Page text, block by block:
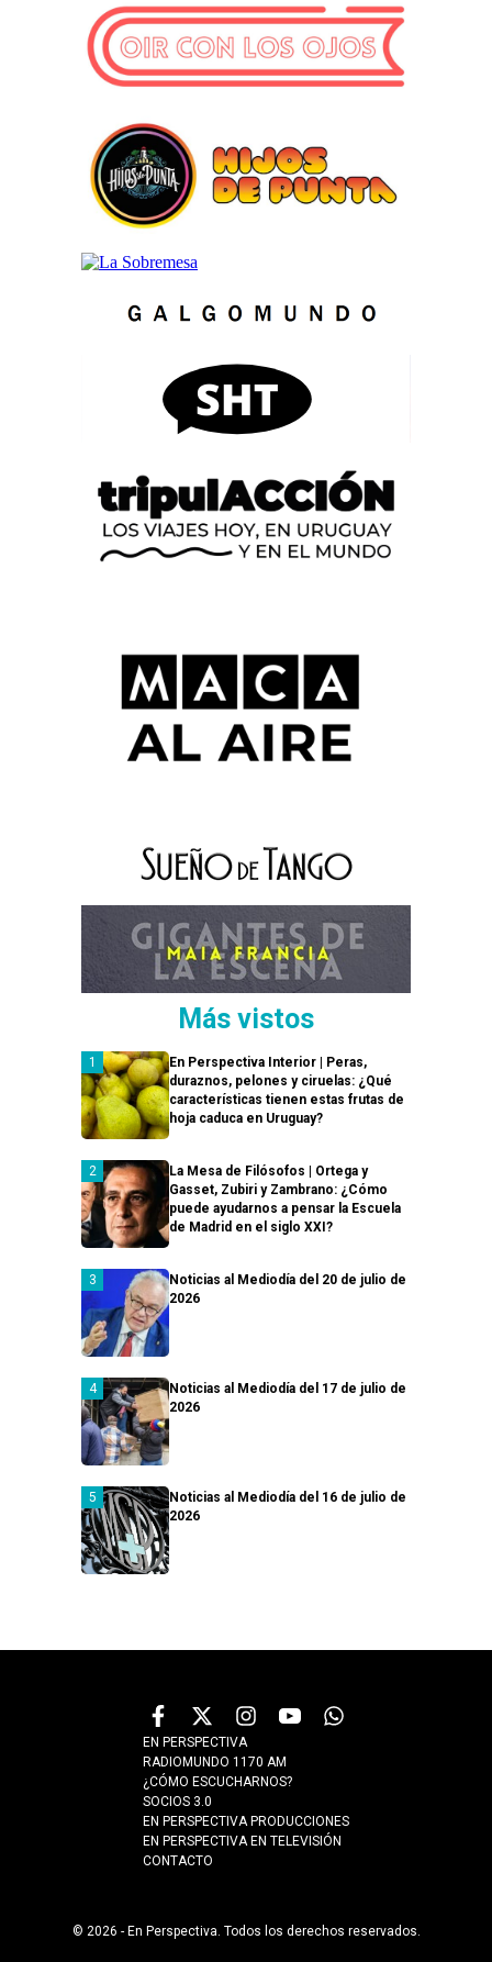
Más vistos
En Perspectiva Interior | Peras,
duraznos, pelones y ciruelas: ¿Qué
características tienen estas frutas de
hoja caduca en Uruguay?
La Mesa de Filósofos | Ortega y
Gasset, Zubiri y Zambrano: ¿Cómo
puede ayudarnos a pensar la Escuela
de Madrid en el siglo XXI?
Noticias al Mediodía del 20 de julio de
2026
Noticias al Mediodía del 17 de julio de
2026
Noticias al Mediodía del 16 de julio de
2026
EN PERSPECTIVA
RADIOMUNDO 1170 AM
¿CÓMO ESCUCHARNOS?
SOCIOS 3.0
EN PERSPECTIVA PRODUCCIONES
EN PERSPECTIVA EN TELEVISIÓN
CONTACTO
© 2026 - En Perspectiva. Todos los derechos reservados.